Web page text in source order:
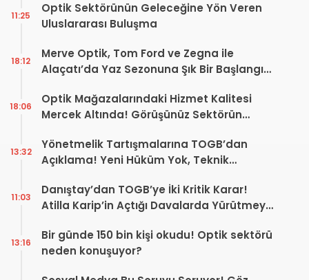
Optik Sektörünün Geleceğine Yön Veren
Uluslararası Buluşma
11:25
Merve Optik, Tom Ford ve Zegna ile
Alaçatı’da Yaz Sezonuna Şık Bir Başlangıç ​​
18:12
Optik Mağazalarındaki Hizmet Kalitesi
Mercek Altında! Görüşünüz Sektörün
18:06
Yönetmelik Tartışmalarına TOGB’dan
Açıklama! Yeni Hüküm Yok, Teknik
13:32
Danıştay’dan TOGB’ye İki Kritik Karar!
Atilla Karip’in Açtığı Davalarda Yürütmeyi
11:03
Bir günde 150 bin kişi okudu! Optik sektörü
neden konuşuyor?
13:16